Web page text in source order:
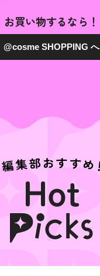
お買い物するなら！
@cosme SHOPPING へ